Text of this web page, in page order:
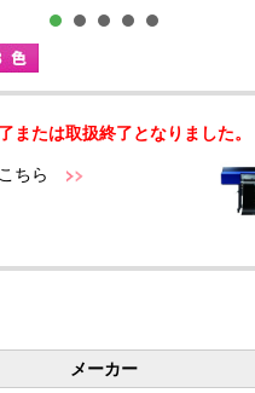
または取扱終了となりました。
ちら
メーカー